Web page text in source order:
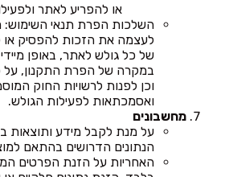
או להפריע לאתר
השלכות הפרת תנאי
לעצמה את הזכות להפסיק
של כל גולש לאתר, באופן
במקרה של הפרת התקנון, על
וכן לפנות לרשויות החוק
ואסמכתאות לפעילות הגולש.
מחשבונים
על מנת לקבל מידע ותוצאות
הנתונים הדרושים בהתאם
האחריות על הזנת הפרטים